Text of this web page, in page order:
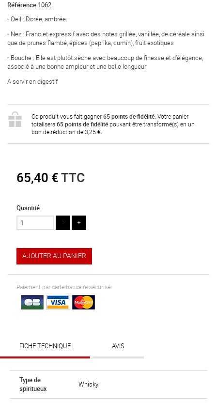
Référence 1062
- Oeil : Dorée, ambrée.
- Nez : Franc et expressif avec des notes grillée, vanillée, de céréale ainsi
que de prunes flambé, épices (paprika, cumin), fruit exotiques
- Bouche : Elle est plutôt sèche avec beaucoup de finesse et d’élégance,
associé à une bonne ampleur et une belle longueur
A servir en digestif
Ce produit vous fait gagner 65 points de fidélité. Votre panier
totalisera 65 points de fidélité pouvant être transformé(s) en un
bon de réduction de 3,25 €.
65,40 €TTC
Quantité
AJOUTER AU PANIER
Paiement par carte bancaire sécurisé
FICHE TECHNIQUE AVIS
Type de
spiritueux
Whisky